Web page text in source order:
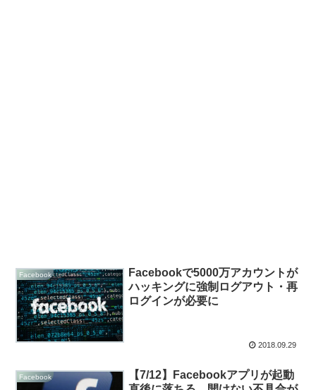
Facebook
Facebookで5000万アカウントが
ハッキングに強制ログアウト・再
ログインが必要に
2018.09.29
Facebook
【7/12】Facebookアプリが起動